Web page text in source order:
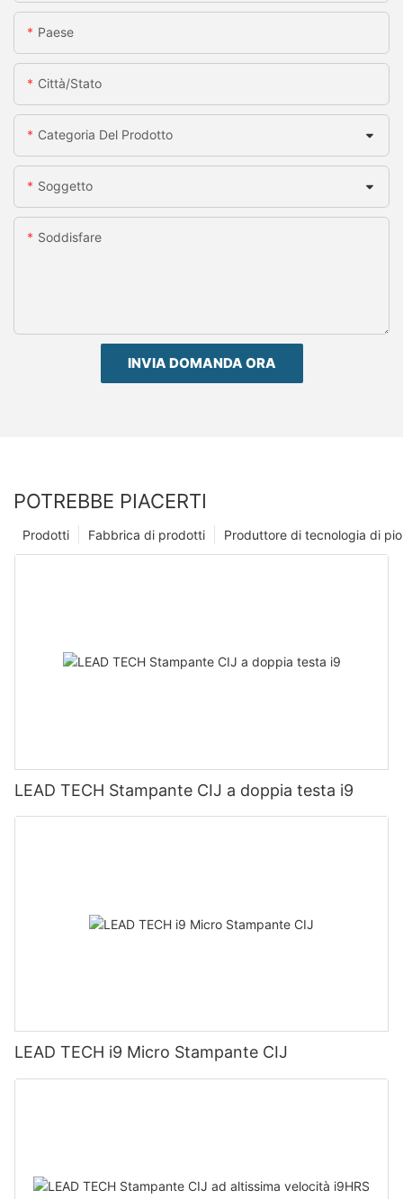
Paese
Città/stato
Categoria Del Prodotto
Soggetto
Soddisfare
INVIA DOMANDA ORA
POTREBBE PIACERTI
Produttore di tecnologia di
Fabbrica di prodotti
Prodotti
LEAD TECH Stampante CIJ a doppia testa i9
LEAD TECH i9 Micro Stampante CIJ